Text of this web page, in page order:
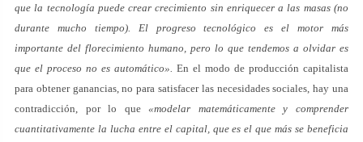
que la tecnología puede crear crecimiento sin enriquecer a las masas (no
durante mucho tiempo). El progreso tecnológico es el motor más
importante del florecimiento humano, pero lo que tendemos a olvidar es
que el proceso no es automático». En el modo de producción capitalista
para obtener ganancias, no para satisfacer las necesidades sociales, hay una
contradicción, por lo que«modelar matemáticamente y comprender
cuantitativamente la lucha entre el capital, que es el que más se beneficia